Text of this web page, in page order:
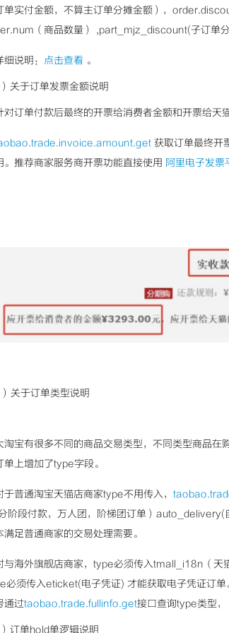
单实付金额，不算主订单分摊金额），
（商品数量） ,part_mjz_discount(子订单
细说明： 点击查看 。
关于订单发票金额说明
对订单付款后最终的开票给消费者金额和开票给天
获取订单最终开
。推荐商家服务商开票功能直接使用 阿里电子发票
关于订单类型说明
淘宝有很多不同的商品交易类型，不同类型商品
单上增加了type字段。
于普通淘宝天猫店商家type不用传入，
阶段付款，万人团，阶梯团订单）
满足普通商家的交易处理需要。
与海外旗舰店商家，type必须传入tmall_i18n（天
必须传入eticket(电子凭证) 才能获取电子凭证订
通过taobao.trade.fullinfo.get接口查询type类型，
订单hold单逻辑说明